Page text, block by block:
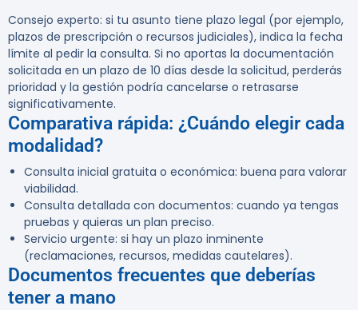
Consejo experto: si tu asunto tiene plazo legal (por ejemplo,
plazos de prescripción o recursos judiciales), indica la fecha
límite al pedir la consulta. Si no aportas la documentación
solicitada en un plazo de 10 días desde la solicitud, perderás
prioridad y la gestión podría cancelarse o retrasarse
significativamente.
Comparativa rápida: ¿Cuándo elegir cada
modalidad?
Consulta inicial gratuita o económica: buena para valorar
viabilidad.
Consulta detallada con documentos: cuando ya tengas
pruebas y quieras un plan preciso.
Servicio urgente: si hay un plazo inminente
(reclamaciones, recursos, medidas cautelares).
Documentos frecuentes que deberías
tener a mano